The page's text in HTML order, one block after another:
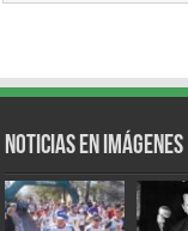
Noticias en Imágenes